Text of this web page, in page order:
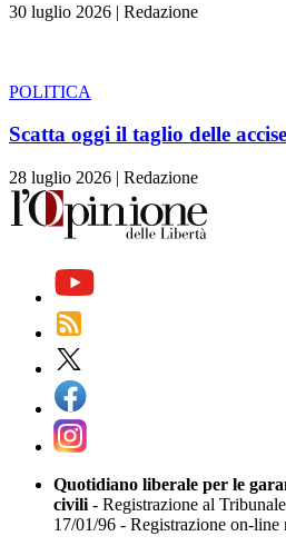
30 luglio 2026 | Redazione
POLITICA
Scatta oggi il taglio delle
28 luglio 2026 | Redazione
Quotidiano liberale per le
civili - Registrazione al
17/01/96 - Registrazione on-